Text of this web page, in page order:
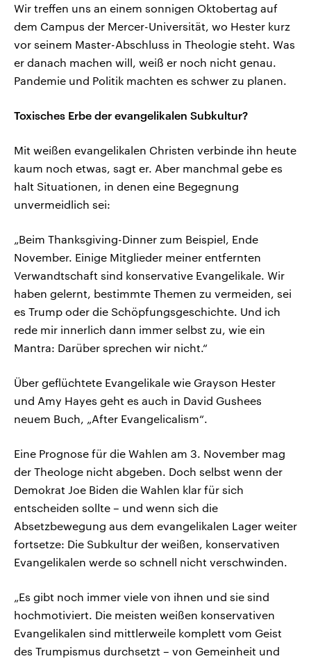
Wir treffen uns an einem sonnigen Oktobertag auf
dem Campus der Mercer-Universität, wo Hester kurz
vor seinem Master-Abschluss in Theologie steht. Was
er danach machen will, weiß er noch nicht genau.
Pandemie und Politik machten es schwer zu planen.
Toxisches Erbe der evangelikalen Subkultur?
Mit weißen evangelikalen Christen verbinde ihn heute
kaum noch etwas, sagt er. Aber manchmal gebe es
halt Situationen, in denen eine Begegnung
unvermeidlich sei:
„Beim Thanksgiving-Dinner zum Beispiel, Ende
November. Einige Mitglieder meiner entfernten
Verwandtschaft sind konservative Evangelikale. Wir
haben gelernt, bestimmte Themen zu vermeiden, sei
es Trump oder die Schöpfungsgeschichte. Und ich
rede mir innerlich dann immer selbst zu, wie ein
Mantra: Darüber sprechen wir nicht.“
Über geflüchtete Evangelikale wie Grayson Hester
und Amy Hayes geht es auch in David Gushees
neuem Buch, „After Evangelicalism“.
Eine Prognose für die Wahlen am 3. November mag
der Theologe nicht abgeben. Doch selbst wenn der
Demokrat Joe Biden die Wahlen klar für sich
entscheiden sollte – und wenn sich die
Absetzbewegung aus dem evangelikalen Lager weiter
fortsetze: Die Subkultur der weißen, konservativen
Evangelikalen werde so schnell nicht verschwinden.
„Es gibt noch immer viele von ihnen und sie sind
hochmotiviert. Die meisten weißen konservativen
Evangelikalen sind mittlerweile komplett vom Geist
des Trumpismus durchsetzt – von Gemeinheit und